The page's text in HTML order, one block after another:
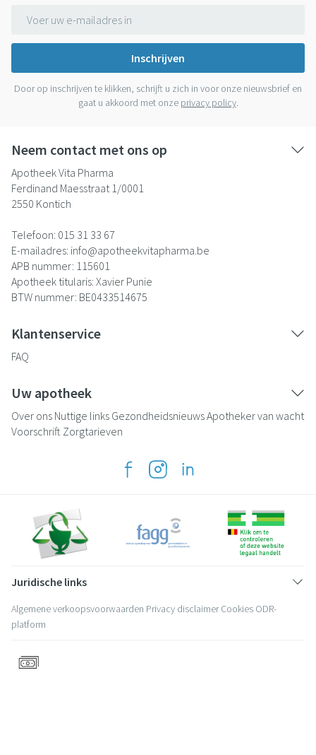
Inschrijven
Door op inschrijven te klikken, schrijft u zich in voor onze nieuwsbrief en
gaat u akkoord met onze privacy policy.
Neem contact met ons op
Apotheek Vita Pharma
Ferdinand Maesstraat 1/0001
2550 Kontich
Telefoon: 015 31 33 67
E-mailadres: info@apotheekvitapharma.be
APB nummer: 115601
Apotheek titularis: Xavier Punie
BTW nummer: BE0433514675
Klantenservice
FAQ
Uw apotheek
Over ons Nuttige links GezondheidsnieuwsApotheker van wacht
Voorschrift Zorgtarieven
Juridische links
Algemene verkoopsvoorwaarden Privacy disclaimer Cookies ODR-
platform